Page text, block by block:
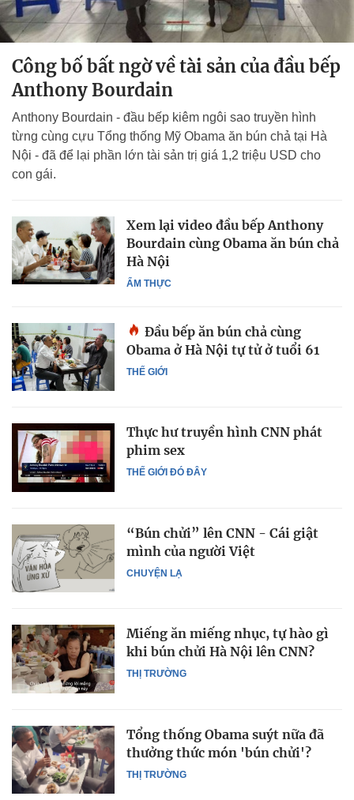
Công bố bất ngờ về tài sản của đầu bếp
Anthony Bourdain
Anthony Bourdain - đầu bếp kiêm ngôi sao truyền hình
từng cùng cựu Tổng thống Mỹ Obama ăn bún chả tại Hà
Nội - đã để lại phần lớn tài sản trị giá 1,2 triệu USD cho
con gái.
ẨM THỰC
Xem lại video đầu bếp Anthony
Bourdain cùng Obama ăn bún chả
Hà Nội
THẾ GIỚI
Đầu bếp ăn bún chả cùng
Obama ở Hà Nội tự tử ở tuổi 61
THẾ GIỚI ĐÓ ĐÂY
Thực hư truyền hình CNN phát
phim sex
CHUYỆN LẠ
“Bún chửi” lên CNN - Cái giật
mình của người Việt
THỊ TRƯỜNG
Miếng ăn miếng nhục, tự hào gì
khi bún chửi Hà Nội lên CNN?
THỊ TRƯỜNG
Tổng thống Obama suýt nữa đã
thưởng thức món 'bún chửi'?